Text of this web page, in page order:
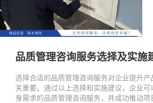
品质管理咨询服务选择及实施
选择合适的品质管理咨询服务对企业提升
关重要。通过以上选择和实施建议，企业
身需求的品质管理咨询服务，并成功推动